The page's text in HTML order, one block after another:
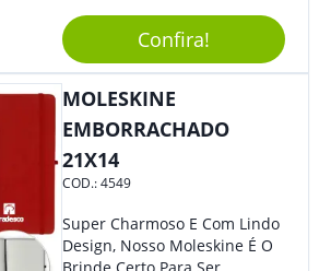
Elástico Permite Maior
Segurança Ao Carregá-Lo.
Ofereça A Seus Clientes E
Colaboradores, Sem Dúvidas
Eles Irão Adorar.
Confira!
MOLESKINE
EMBORRACHADO
21X14
COD.:4549
Super Charmoso E Com Lindo
Design, Nosso Moleskine É O